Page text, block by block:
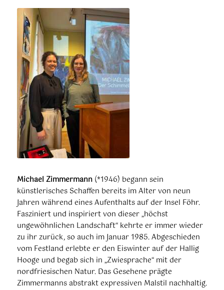
Michael Zimmermann(*1946) begann sein
künstlerisches Schaffen bereits im Alter von neun
Jahren während eines Aufenthalts auf der Insel Föhr.
Fasziniert und inspiriert von dieser „höchst
ungewöhnlichen Landschaft“ kehrte er immer wieder
zu ihr zurück, so auch im Januar 1985. Abgeschieden
vom Festland erlebte er den Eiswinter auf der Hallig
Hooge und begab sich in „Zwiesprache“ mit der
nordfriesischen Natur. Das Gesehene prägte
Zimmermanns abstrakt expressiven Malstil nachhaltig.